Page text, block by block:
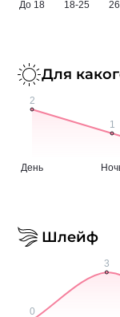
Для
Шлейф